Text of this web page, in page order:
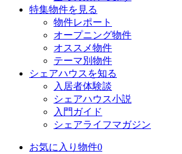
特集物件を見る
物件レポート
オープニング物件
オススメ物件
テーマ別物件
シェアハウスを知る
入居者体験談
シェアハウス小説
入門ガイド
シェアライフマガジン
お気に入り物件0